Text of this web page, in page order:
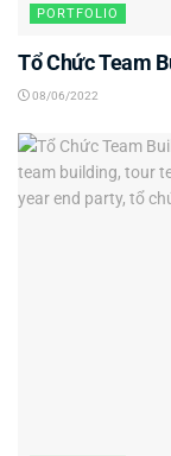
PORTFOLIO
Tổ Chức Team
08/06/2022